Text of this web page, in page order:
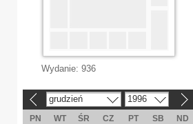
Wydanie: 936
grudzień 1996
PN WT ŚR CZ PT SB
ND